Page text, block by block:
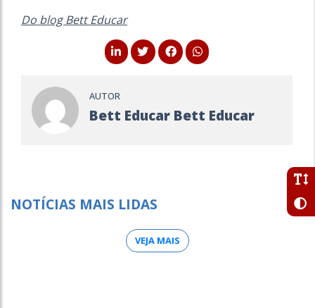
Do blog Bett Educar
AUTOR
Bett Educar Bett Educar
NOTÍCIAS MAIS LIDAS
VEJA MAIS